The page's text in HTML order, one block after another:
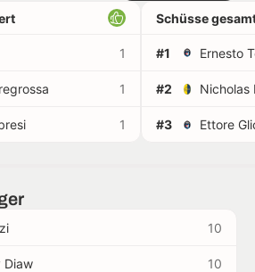
1
1
1
Schüsse
#1 Ernesto
#2 Nicholas
#3 Ettore
10
Diaw 10